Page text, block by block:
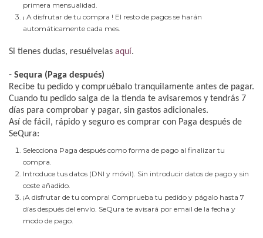
primera mensualidad.
¡ A disfrutar de tu compra ! El resto de pagos se harán
automáticamente cada mes.
Si tienes dudas, resuélvelas aquí.
- Sequra (Paga después)
Recibe tu pedido y compruébalo tranquilamente antes de pagar.
Cuando tu pedido salga de la tienda te avisaremos y tendrás 7
días para comprobar y pagar, sin gastos adicionales.
Así de fácil, rápido y seguro es comprar con Paga después de
SeQura:
Selecciona Paga después como forma de pago al finalizar tu
compra.
Introduce tus datos (DNI y móvil). Sin introducir datos de pago y sin
coste añadido.
¡A disfrutar de tu compra! Comprueba tu pedido y págalo hasta 7
días después del envío. SeQura te avisará por email de la fecha y
modo de pago.